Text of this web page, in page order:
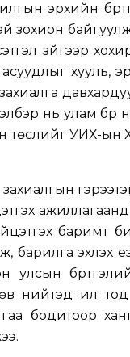
эрхийн
зохион
зүйгээр
хууль,
нь улам бүр
төслийг УИХ-ын
баримт
барилга эхлэх
улсын
зөв нийтэд ил
бодитоор